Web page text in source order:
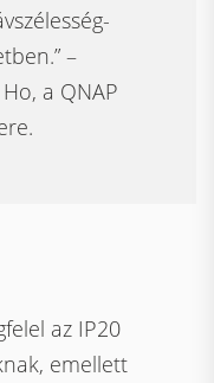
–
a QNAP
az IP20
emellett